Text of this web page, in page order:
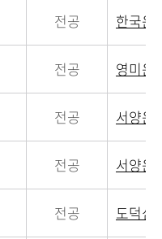
전공 한국윤
전공 영미윤
전공 서양윤
전공 서양윤
전공 도덕심